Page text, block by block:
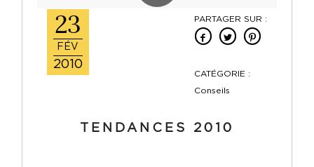
23
FÉV
2010
PARTAGER SUR :
CATÉGORIE :
Conseils
TENDANCES 2010